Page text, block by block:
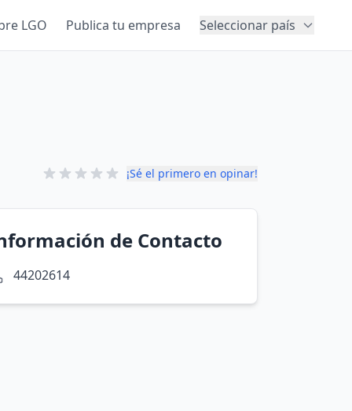
LGO Publica tu empresa Seleccionar país
¡Sé el primero en opinar!
de Contacto
44202614